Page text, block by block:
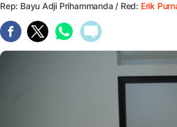
Rep: Bayu Adji Prihammanda / Red: Erik